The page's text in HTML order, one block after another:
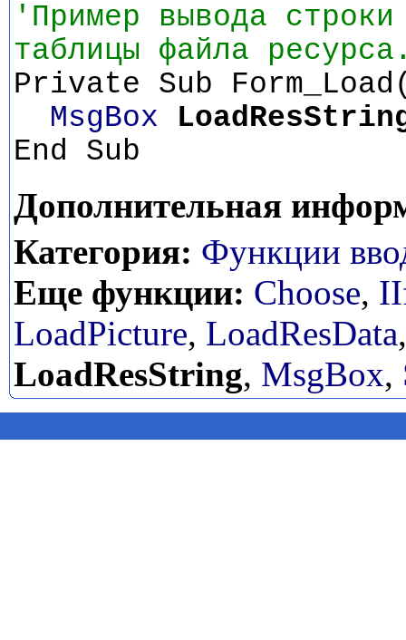
'Пример вывода
таблицы файла
Private Sub
MsgBox
End Sub
Дополнительная
Категория: Функции
Еще функции: Choose,
LoadPicture, LoadResData
LoadResString, MsgBox,